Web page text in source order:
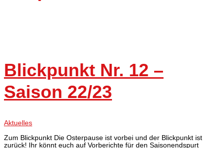
Blickpunkt Nr. 12 –
Saison 22/23
Aktuelles
Zum Blickpunkt Die Osterpause ist vorbei und der Blickpunkt ist
zurück! Ihr könnt euch auf Vorberichte für den Saisonendspurt